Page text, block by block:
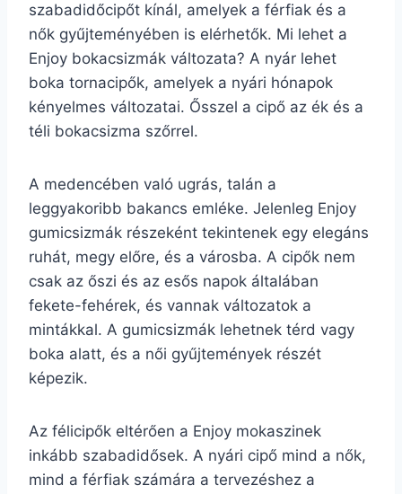
szabadidőcipőt kínál, amelyek a férfiak és a
nők gyűjteményében is elérhetők. Mi lehet a
Enjoy bokacsizmák változata? A nyár lehet
boka tornacipők, amelyek a nyári hónapok
kényelmes változatai. Ősszel a cipő az ék és a
téli bokacsizma szőrrel.
A medencében való ugrás, talán a
leggyakoribb bakancs emléke. Jelenleg Enjoy
gumicsizmák részeként tekintenek egy elegáns
ruhát, megy előre, és a városba. A cipők nem
csak az őszi és az esős napok általában
fekete-fehérek, és vannak változatok a
mintákkal. A gumicsizmák lehetnek térd vagy
boka alatt, és a női gyűjtemények részét
képezik.
Az félicipők eltérően a Enjoy mokaszinek
inkább szabadidősek. A nyári cipő mind a nők,
mind a férfiak számára a tervezéshez a